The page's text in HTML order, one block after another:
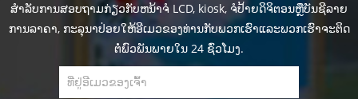
ສໍາ​ລັບ​ການ​ສອບ​ຖາມ​ກ່ຽວ​ກັບ​ຫນ້າ​ຈໍ LCD​, kiosk​, ຈໍ​ປ້າຍ​ດິ​ຈິ​ຕອນ​ຫຼື​ບັນ​ຊີ​ລາຍ​
ການ​ລາ​ຄາ​, ກະ​ລຸ​ນາ​ປ່ອຍ​ໃຫ້​ອີ​ເມວ​ຂອງ​ທ່ານ​ກັບ​ພວກ​ເຮົາ​ແລະ​ພວກ​ເຮົາ​ຈະ​ຕິດ​
ຕໍ່​ພົວ​ພັນ​ພາຍ​ໃນ 24 ຊົ່ວ​ໂມງ​.